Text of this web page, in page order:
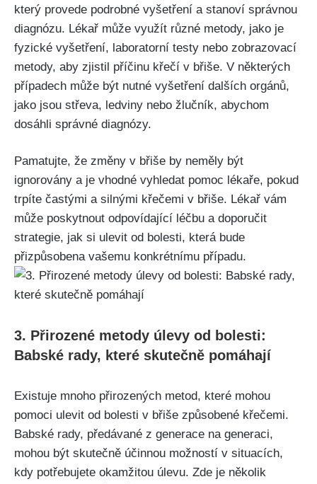
který provede⁣ podrobné ‍vyšetření a stanoví​ správnou
⁣diagnózu. Lékař‍ může využít různé metody, jako je
fyzické vyšetření, laboratorní testy ⁢nebo zobrazovací
metody, aby zjistil příčinu křečí v břiše. V některých
případech může být nutné vyšetření dalších orgánů,
jako jsou střeva, ledviny ⁣nebo žlučník, abychom
dosáhli správné diagnózy.
Pamatujte, ⁤že změny v břiše ⁢by neměly být
ignorovány‍ a ⁢je vhodné vyhledat pomoc lékaře, pokud
trpíte‌ častými a silnými křečemi v břiše. Lékař vám
může poskytnout odpovídající léčbu​ a doporučit
strategie,⁢ jak si ulevit od bolesti, která bude⁤
přizpůsobena⁤ vašemu konkrétnímu případu.
3. Přirozené metody úlevy od bolesti:
Babské rady, ‌které skutečně pomáhají
Existuje mnoho přirozených metod, které mohou
‌pomoci ulevit od bolesti v⁣ břiše způsobené‌ křečemi.
Babské rady, předávané z generace na generaci,​
mohou být skutečně účinnou možností v situacích,⁣
kdy potřebujete okamžitou úlevu. Zde je několik